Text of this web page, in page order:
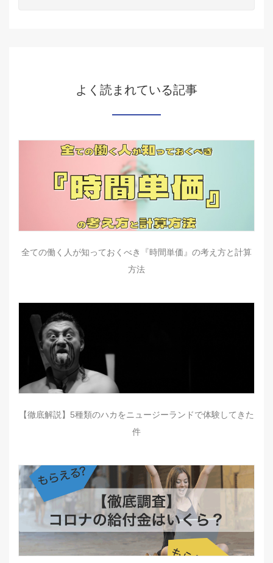
よく読まれている記事
全ての働く人が知っておくべき『時間単価』の考え方と計算
方法
【徹底解説】5種類のハカをニュージーランドで体験してきた
件